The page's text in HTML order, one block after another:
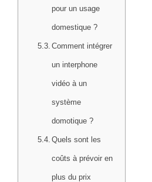
pour un usage
domestique ?
Comment intégrer
un interphone
vidéo à un
système
domotique ?
Quels sont les
coûts à prévoir en
plus du prix